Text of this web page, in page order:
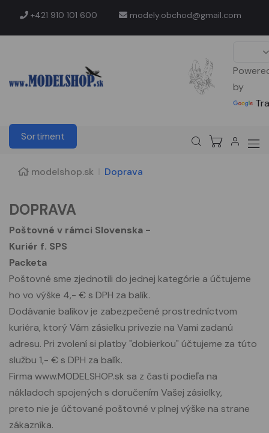
+421 910 101 600 modely.obchod@gmail.com
by
Sortiment
modelshop.sk Doprava
DOPRAVA
Poštovné v rámci Slovenska -
Kuriér f. SPS
Packeta
Poštovné sme zjednotili do jednej kategórie a účtujeme
ho vo výške 4,- € s DPH za balík.
Dodávanie balíkov je zabezpečené prostredníctvom
kuriéra, ktorý Vám zásielku privezie na Vami zadanú
adresu. Pri zvolení si platby "dobierkou" účtujeme za túto
službu 1,- € s DPH za balík.
Firma www.MODELSHOP.sk sa z časti podieľa na
nákladoch spojených s doručením Vašej zásielky,
preto nie je účtované poštovné v plnej výške na strane
zákazníka.